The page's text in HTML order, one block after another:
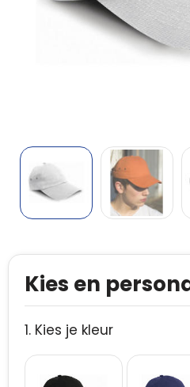
Kies en
1. Kies je kleur